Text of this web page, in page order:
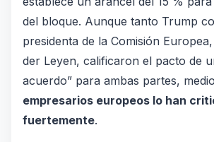
del bloque. Aunque tanto Trump
presidenta de la Comisión
der Leyen, calificaron el pacto de
acuerdo” para ambas partes,
empresarios europeos lo han
fuertemente.